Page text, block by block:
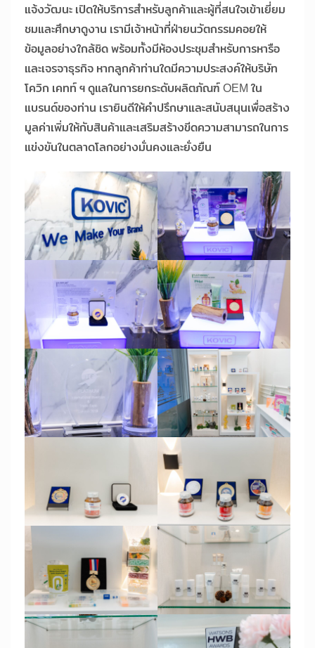
แจ้งวัฒนะ เปิดให้บริการสำหรับลูกค้าและผู้ที่สนใจเข้าเยี่ยม
ชมและศึกษาดูงาน เรามีเจ้าหน้าที่ฝ่ายนวัตกรรมคอยให้
ข้อมูลอย่างใกล้ชิด พร้อมทั้งมีห้องประชุมสำหรับการหารือ
และเจรจาธุรกิจ หากลูกค้าท่านใดมีความประสงค์ให้บริษัท
โควิก เคทท์ ฯ ดูแลในการยกระดับผลิตภัณฑ์ OEM ใน
แบรนด์ของท่าน เรายินดีให้คำปรึกษาและสนับสนุนเพื่อสร้าง
มูลค่าเพิ่มให้กับสินค้าและเสริมสร้างขีดความสามารถในการ
แข่งขันในตลาดโลกอย่างมั่นคงและยั่งยืน